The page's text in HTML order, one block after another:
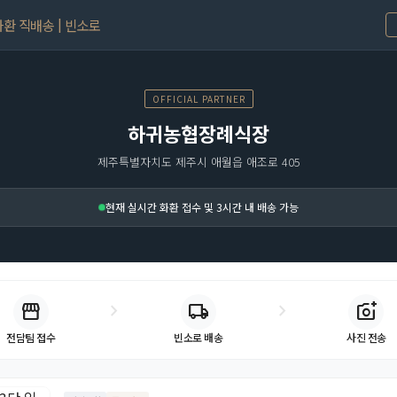
직배송 | 빈소로
OFFICIAL PARTNER
하귀농협장례식장
제주특별자치도 제주시 애월읍 애조로 405
현재 실시간 화환 접수 및 3시간 내 배송 가능
storefront
전담팀 접수
chevron_right local_shipping
빈소로 배송
chevron_right add_a_photo
사진 전송